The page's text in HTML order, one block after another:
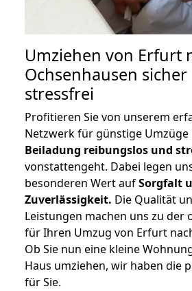
Umziehen von Erfurt
Ochsenhausen
stressfrei
Profitieren Sie von unserem
Netzwerk für günstige Umzüge
Beiladung reibungslos und
vonstattengeht. Dabei legen
besonderen Wert aufSorgfalt
Zuverlässigkeit. Die Qualität
Leistungen machen uns zu der
für Ihren Umzug von Erfurt
Ob Sie nun eine kleine
Haus umziehen, wir haben die
für Sie.